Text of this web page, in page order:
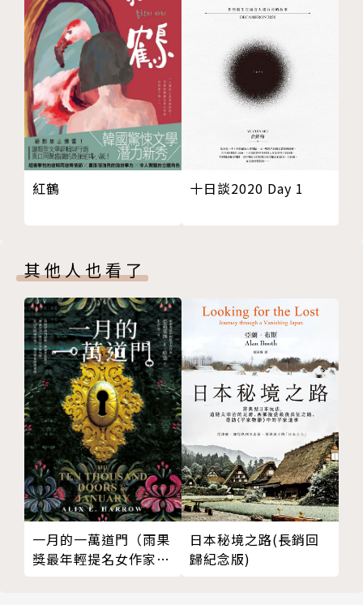
勇敢、引人入勝，而且懷抱無比希望的小說。
──雨果獎、軌跡獎雙料得主Kameron Hurley
｜廖培穎（臉譜出版編輯）、廢死Faith（作家）推
薦！
【故事介紹】
世上有堵牆隔開兩個世界。
牆內的卡拉蔓塔坐擁一切，她只是牆外的卡拉。
於是──卡拉偷走了卡拉蔓塔的人生。
未來，穿越到平行世界的技術完成，只是風險極高，除
了肉體折磨，還須確認另一個世界的「自己」已死，否
則會發生災難。人類的貪婪不畏逆境，為了將其他世界
的資源帶回享用，有人打造出專門企業，僱用「在別的
世界容易死去，現在世界死不足惜的人」──也就是住
在「牆外」的人們，擔任穿越任務的先鋒。
其中一人──卡拉蔓塔，首次任務就遇上災難。她成功
抵達另一個世界，穿越傷害卻使她奄奄一息，還不幸遇
上長相相同的女人。女人放任卡拉蔓塔嚥下最後一口
氣，偷走她的名字、衣服、裝備，回到卡拉蔓塔的世
第十九章
第二十章
第二十一章
致謝
紅鶴 十日談2020 Day 1
其他人也看了
一月的一萬道門（雨果
獎最年輕提名女作家，
日本秘境之路(長銷回
歸紀念版)